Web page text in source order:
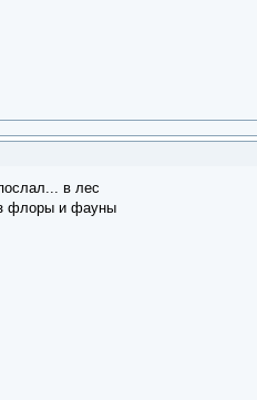
в лес
флоры и фауны